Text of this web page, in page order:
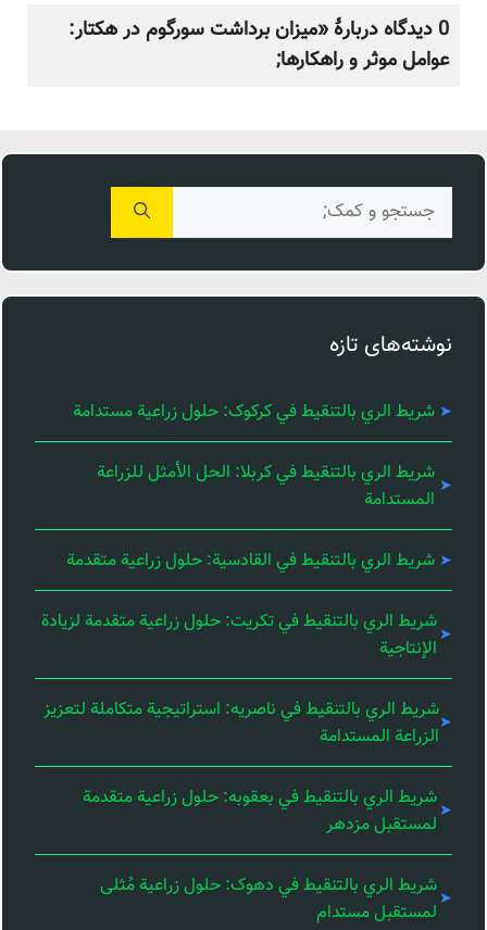
0 دیدگاه دربارهٔ «میزان برداشت سورگوم در هکتار:
عوامل موثر و راهکارها;
برای:
نوشته‌های تازه
شريط الري بالتنقيط في کرکوک: حلول زراعية مستدامة
شريط الري بالتنقيط في كربلا: الحل الأمثل للزراعة
المستدامة
شريط الري بالتنقيط في القادسية: حلول زراعية متقدمة
شريط الري بالتنقيط في تكريت: حلول زراعية متقدمة لزيادة
الإنتاجية
شريط الري بالتنقيط في ناصریه: استراتيجية متكاملة لتعزيز
الزراعة المستدامة
شريط الري بالتنقيط في بعقوبه: حلول زراعية متقدمة
لمستقبل مزدهر
شريط الري بالتنقيط في دهوک: حلول زراعية مُثلى
لمستقبل مستدام